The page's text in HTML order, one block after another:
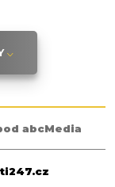
abcMedia